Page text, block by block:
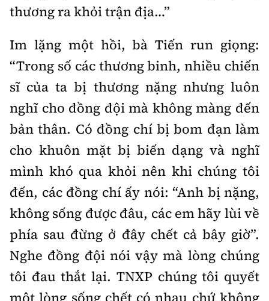
Email:bandoc@baoxaydung.vn
chấp thuận bằng văn bản.
Thông tin tòa
soạn
thương ra khỏi trận địa…”
Im lặng một hồi, bà Tiến run giọng:
“Trong số các thương binh, nhiều chiến
sĩ của ta bị thương nặng nhưng luôn
nghĩ cho đồng đội mà không màng đến
bản thân. Có đồng chí bị bom đạn làm
cho khuôn mặt bị biến dạng và nghĩ
mình khó qua khỏi nên khi chúng tôi
đến, các đồng chí ấy nói: “Anh bị nặng,
không sống được đâu, các em hãy lùi về
phía sau đừng ở đây chết cả bây giờ”.
Nghe đồng đội nói vậy mà lòng chúng
tôi đau thắt lại. TNXP chúng tôi quyết
một lòng sống chết có nhau chứ không